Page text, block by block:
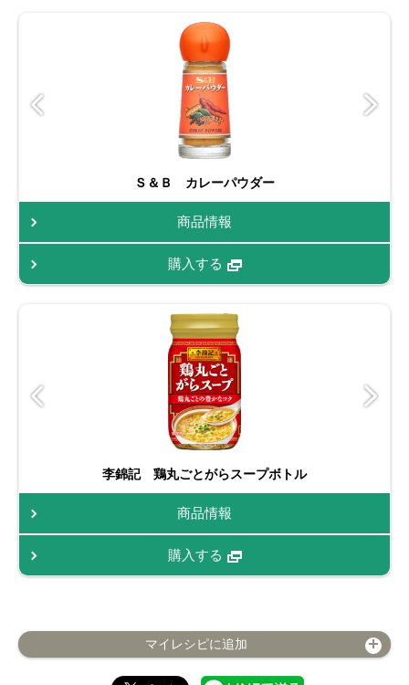
Ｓ＆Ｂ カレーパウダー
商品情報
購入する
李錦記 鶏丸ごとがらスープボトル
商品情報
購入する
マイレシピに追加